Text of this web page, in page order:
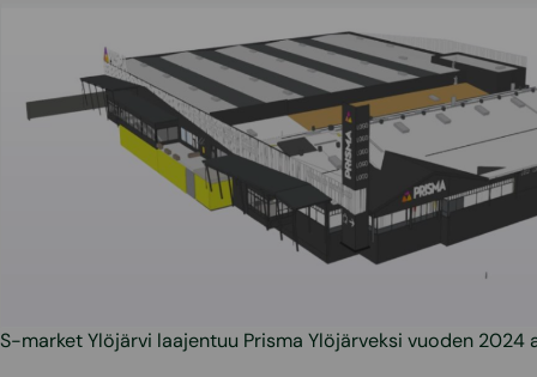
S-market Ylöjärvi laajentuu Prisma Ylöjärveksi vuoden 2024